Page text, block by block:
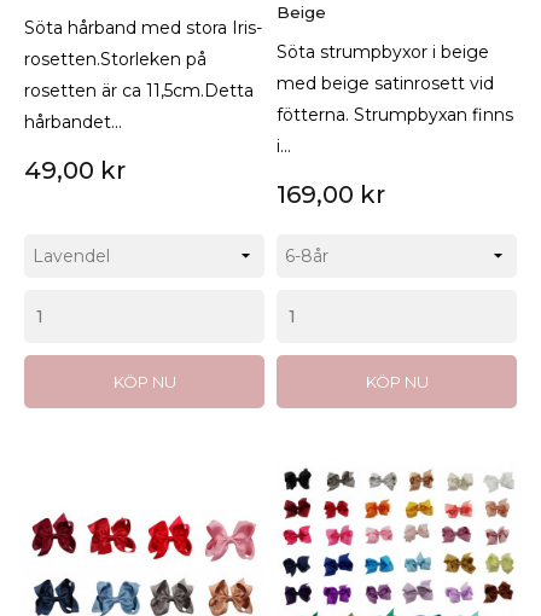
Söta hårband med stora Iris-
rosetten.Storleken på
rosetten är ca 11,5cm.Detta
hårbandet...
49,00 kr
KÖP NU
Beige
Söta strumpbyxor i beige
med beige satinrosett vid
fötterna. Strumpbyxan finns
i...
169,00 kr
KÖP NU